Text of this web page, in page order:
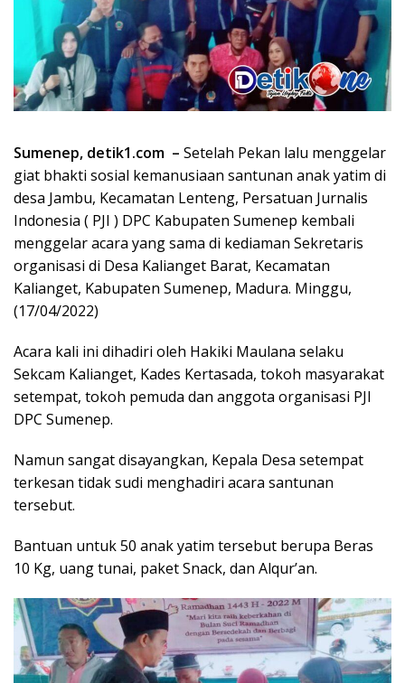
Sumenep, detik1.com – Setelah Pekan lalu menggelar
giat bhakti sosial kemanusiaan santunan anak yatim di
desa Jambu, Kecamatan Lenteng, Persatuan Jurnalis
Indonesia ( PJI ) DPC Kabupaten Sumenep kembali
menggelar acara yang sama di kediaman Sekretaris
organisasi di Desa Kalianget Barat, Kecamatan
Kalianget, Kabupaten Sumenep, Madura. Minggu,
(17/04/2022)
Acara kali ini dihadiri oleh Hakiki Maulana selaku
Sekcam Kalianget, Kades Kertasada, tokoh masyarakat
setempat, tokoh pemuda dan anggota organisasi PJI
DPC Sumenep.
Namun sangat disayangkan, Kepala Desa setempat
terkesan tidak sudi menghadiri acara santunan
tersebut.
Bantuan untuk 50 anak yatim tersebut berupa Beras
10 Kg, uang tunai, paket Snack, dan Alqur’an.